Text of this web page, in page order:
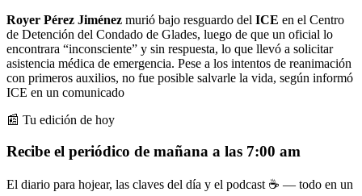
Royer Pérez Jiménez murió bajo resguardo del ICE en el Centro
de Detención del Condado de Glades, luego de que un oficial lo
encontrara “inconsciente” y sin respuesta, lo que llevó a solicitar
asistencia médica de emergencia. Pese a los intentos de reanimación
con primeros auxilios, no fue posible salvarle la vida, según informó
ICE en un comunicado
📰 Tu edición de hoy
Recibe el periódico de mañana a las 7:00 am
El diario para hojear, las claves del día y el podcast ☕ — todo en un